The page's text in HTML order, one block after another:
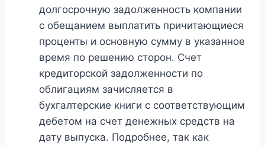
долгосрочную задолженность компании
с обещанием выплатить причитающиеся
проценты и основную сумму в указанное
время по решению сторон. Счет
кредиторской задолженности по
облигациям зачисляется в
бухгалтерские книги с соответствующим
дебетом на счет денежных средств на
дату выпуска. Подробнее, так как